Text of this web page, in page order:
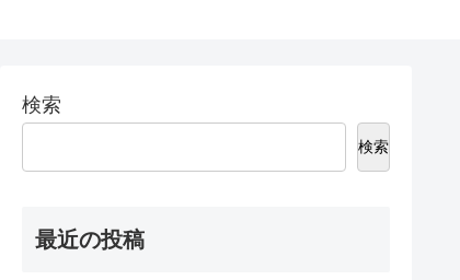
検索
検索
最近の投稿